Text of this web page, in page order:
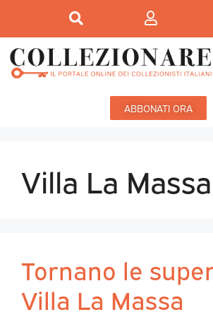
ABBONATI ORA
Villa La Massa
Tornano le
Villa La Massa